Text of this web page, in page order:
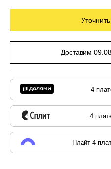
Доставим
4
4
Плайт 4